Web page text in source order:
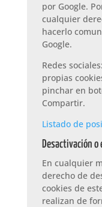
por Google.
cualquier
hacerlo
Google.
Redes
propias
pinchar en
Compartir.
Listado de
Desactivación
En cualquier
derecho de
cookies de
realizan de